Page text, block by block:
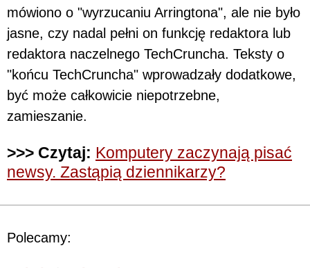
mówiono o "wyrzucaniu Arringtona", ale nie było
jasne, czy nadal pełni on funkcję redaktora lub
redaktora naczelnego TechCruncha. Teksty o
"końcu TechCruncha" wprowadzały dodatkowe,
być może całkowicie niepotrzebne,
zamieszanie.
>>> Czytaj: Komputery zaczynają pisać
newsy. Zastąpią dziennikarzy?
Polecamy: